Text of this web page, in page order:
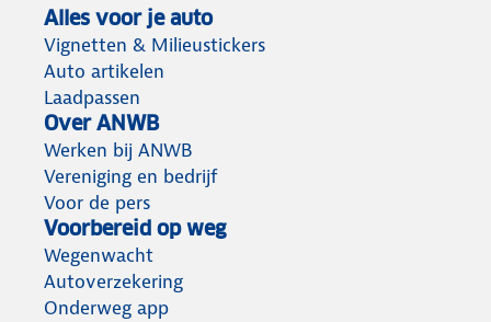
Alles voor je auto
Vignetten & Milieustickers
Auto artikelen
Laadpassen
Over ANWB
Werken bij ANWB
Vereniging en bedrijf
Voor de pers
Voorbereid op weg
Wegenwacht
Autoverzekering
Onderweg app